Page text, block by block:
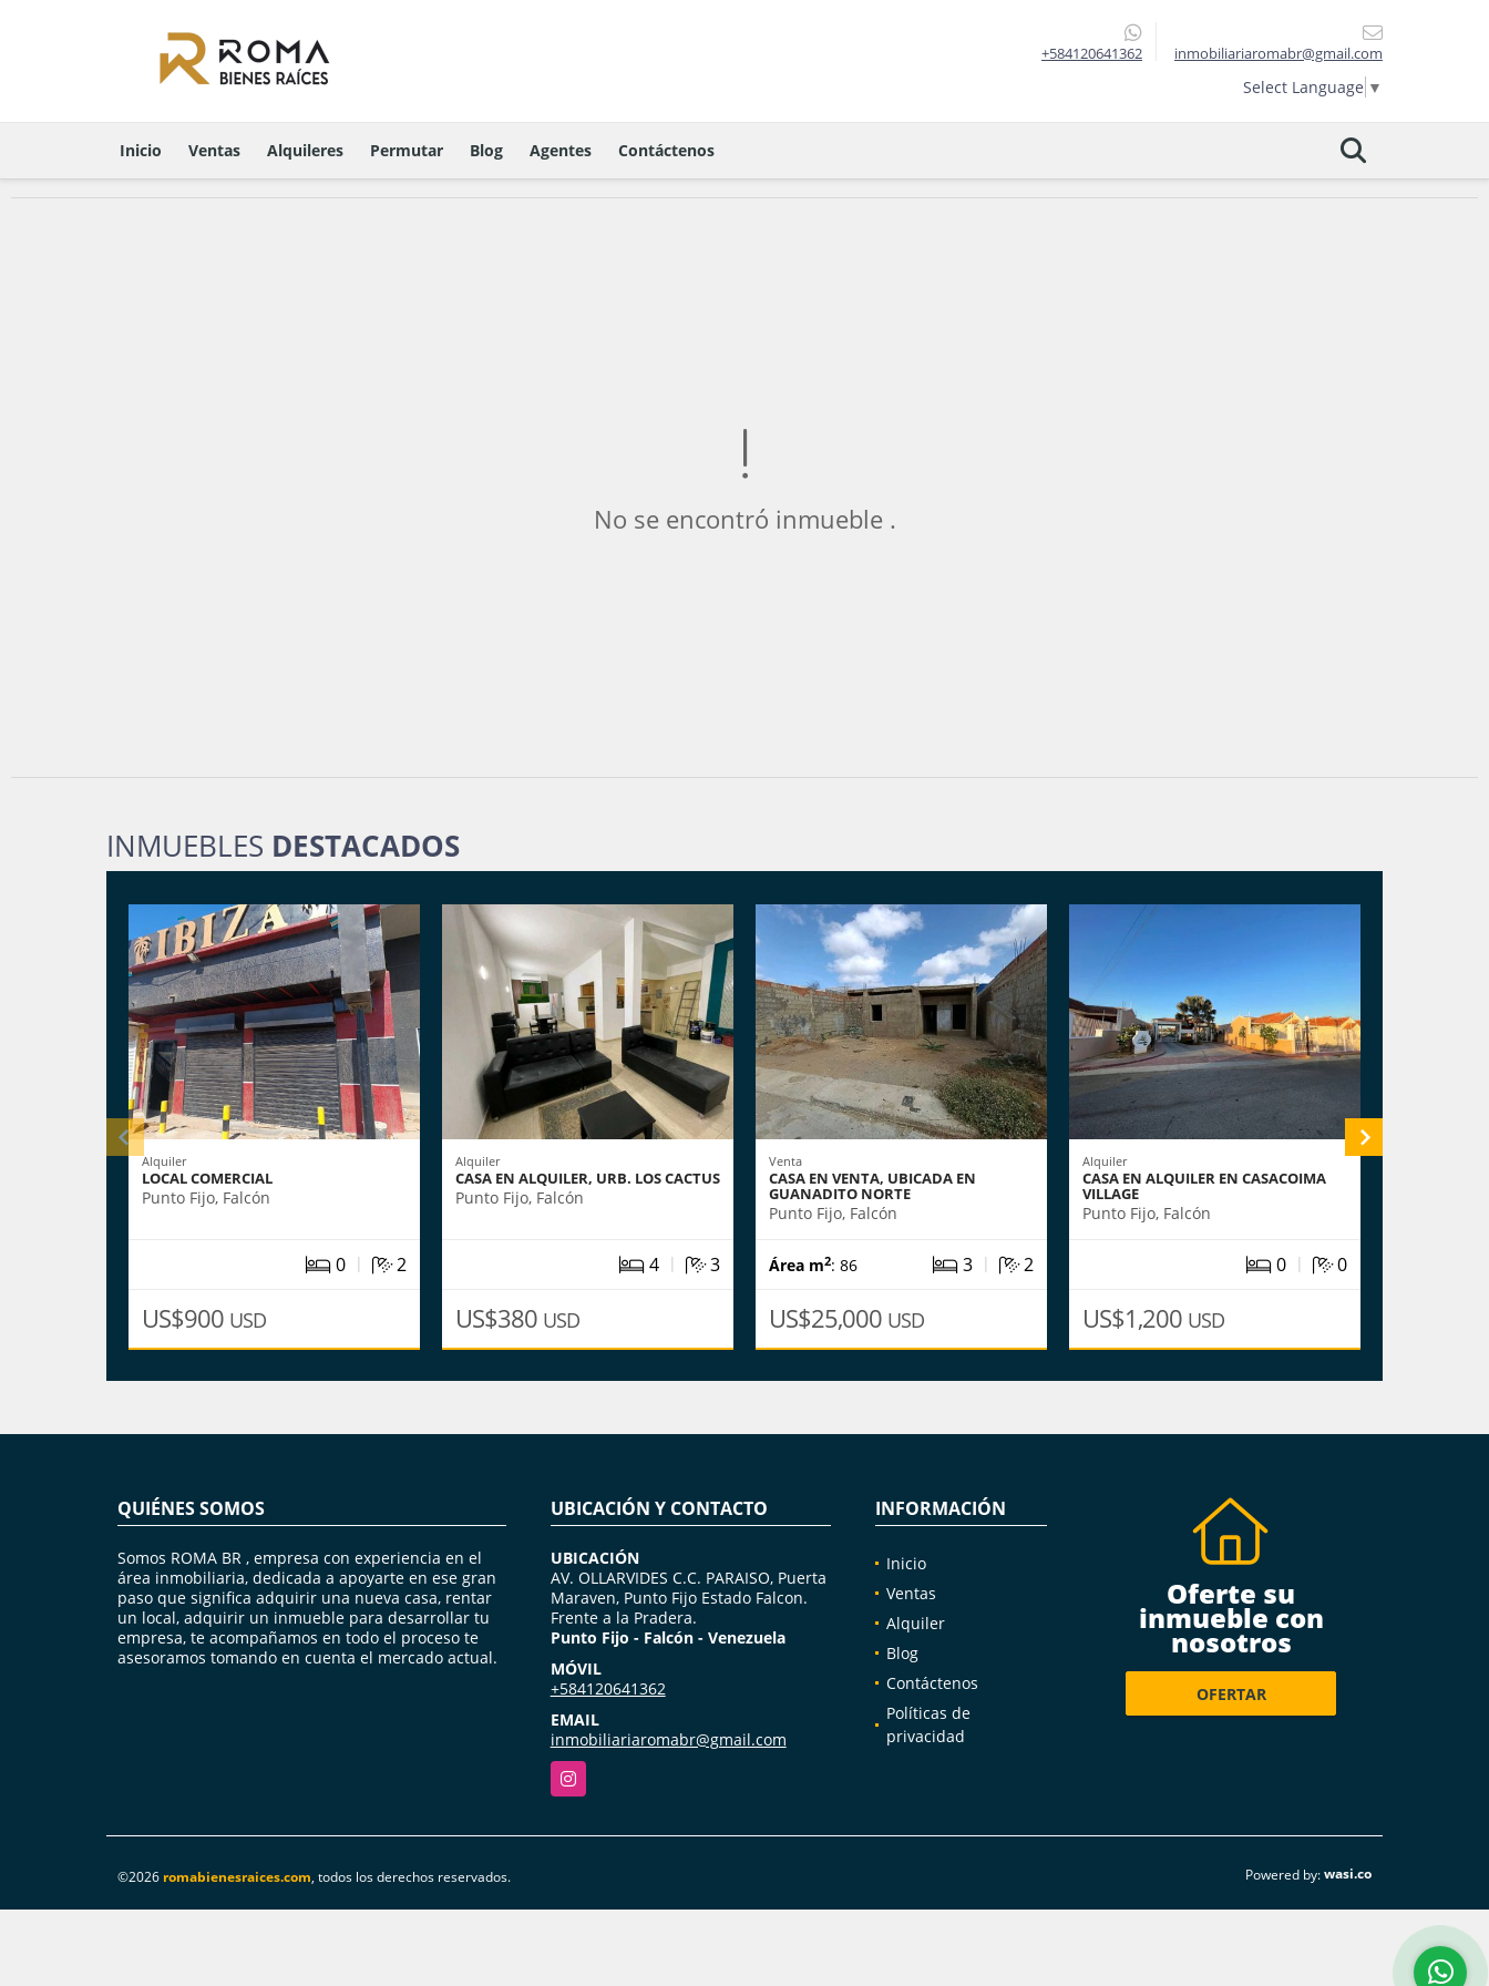
+584120641362 inmobiliariaromabr@gmail.com
Select Language ▼
Inicio Ventas Alquileres Permutar Blog Agentes Contáctenos
No se encontró inmueble .
INMUEBLES DESTACADOS
Alquiler
LOCAL COMERCIAL
Punto Fijo, Falcón
0 | 2
US$900 USD
Alquiler
CASA EN ALQUILER, URB. LOS CACTUS
Punto Fijo, Falcón
4 | 3
US$380 USD
Venta
CASA EN VENTA, UBICADA EN
GUANADITO NORTE
Punto Fijo, Falcón
Área m2: 86 3 | 2
US$25,000 USD
Alquiler
CASA EN ALQUILER EN CASACOIMA
VILLAGE
Punto Fijo, Falcón
0 | 0
US$1,200 USD
QUIÉNES SOMOS
Somos ROMA BR , empresa con experiencia en el
área inmobiliaria, dedicada a apoyarte en ese gran
paso que significa adquirir una nueva casa, rentar
un local, adquirir un inmueble para desarrollar tu
empresa, te acompañamos en todo el proceso te
asesoramos tomando en cuenta el mercado actual.
UBICACIÓN Y CONTACTO
UBICACIÓN
AV. OLLARVIDES C.C. PARAISO, Puerta
Maraven, Punto Fijo Estado Falcon.
Frente a la Pradera.
Punto Fijo - Falcón - Venezuela
MÓVIL
+584120641362
EMAIL
inmobiliariaromabr@gmail.com
Instagram
INFORMACIÓN
Inicio
Ventas
Alquiler
Blog
Contáctenos
Políticas de
privacidad
Oferte su
inmueble con
nosotros
OFERTAR
©2026 romabienesraices.com, todos los derechos reservados. Powered by:wasi.co